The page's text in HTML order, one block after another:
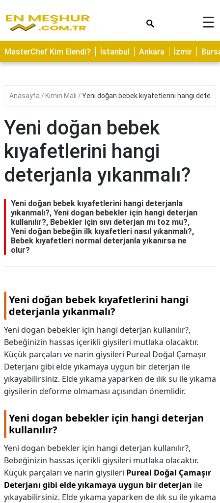
ASTROLOJİ
SAĞLIK
YERLER
BAKIMI
NEDİR
ALANLARI
HAMİLELİK
KAPLICALAR
☰
MasterChef Kim Elendi? İstanbul Ankara İzmir
Anasayfa Kimin Malı Yeni doğan bebek kıyafetlerini hangi
Yeni doğan bebek
kıyafetlerini hangi
deterjanla yıkanmalı?
Yeni doğan bebek kıyafetlerini hangi deterjanla
yıkanmalı?, Yeni dogan bebekler için hangi deterjan
kullanılır?, Bebekler için sıvı deterjan mı toz mu?,
Yeni doğan bebeğin ilk kıyafetleri nasıl yıkanmalı?,
Bebek kıyafetleri normal deterjanla yıkanırsa ne
olur?
Yeni doğan bebek kıyafetlerini hangi
deterjanla yıkanmalı?
Yeni dogan bebekler için hangi deterjan kullanılır?,
Bebeğinizin hassas içerikli giysileri mutlaka olacaktır.
Küçük parçaları ve narin giysileri Pureal Doğal Çamaşır
Deterjanı gibi elde yıkamaya uygun bir deterjan ile
yıkayabilirsiniz. Elde yıkama yaparken de ılık su ile yıkama
giysilerin deforme olmaması açısından önemlidir.
Yeni dogan bebekler için hangi deterjan
kullanılır?
Yeni dogan bebekler için hangi deterjan kullanılır?,
Bebeğinizin hassas içerikli giysileri mutlaka olacaktır.
Küçük parçaları ve narin giysileri Pureal Doğal Çamaşır
Deterjanı gibi elde yıkamaya uygun bir deterjan ile
yıkayabilirsiniz. Elde yıkama yaparken de ılık su ile yıkama